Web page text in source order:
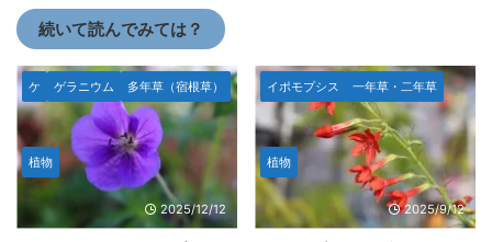
続いて読んでみては？
ケ ゲラニウム 多年草（宿根草）
植物
2025/12/12
イポモプシス 一年草・二年草
植物
2025/9/12